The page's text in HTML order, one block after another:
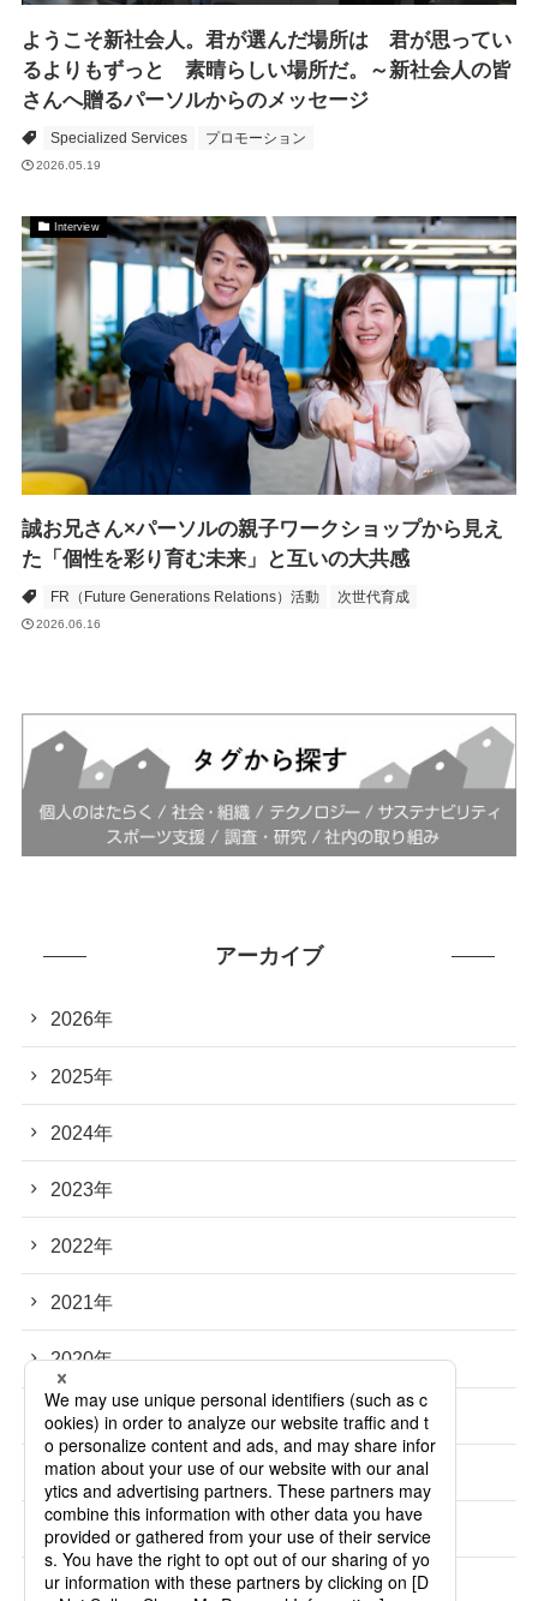
ようこそ新社会人。君が選んだ場所は 君が思ってい
るよりもずっと 素晴らしい場所だ。～新社会人の皆
さんへ贈るパーソルからのメッセージ
Specialized Services プロモーション
2026.05.19
Interview
誠お兄さん×パーソルの親子ワークショップから見え
た「個性を彩り育む未来」と互いの大共感
FR（Future Generations Relations）活動 次世代育成
2026.06.16
アーカイブ
2026年
2025年
2024年
2023年
2022年
2021年
2020年
2019年
2018年
2017年